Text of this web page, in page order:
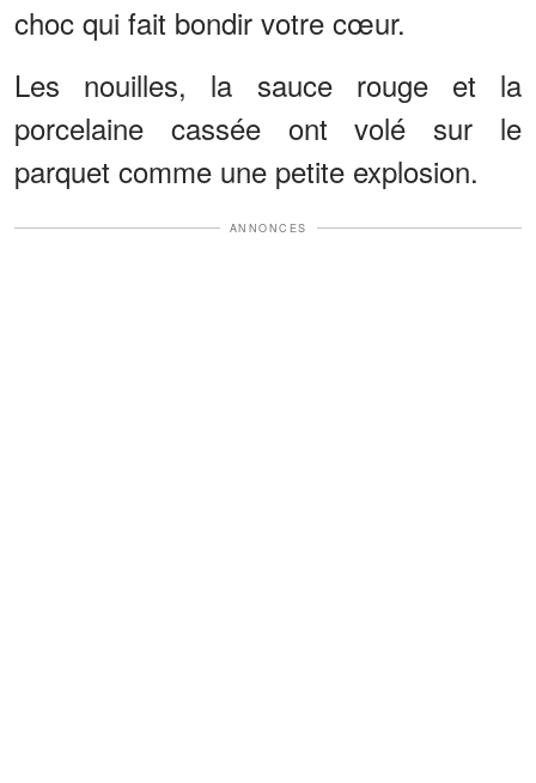
choc qui fait bondir votre cœur.
Les nouilles, la sauce rouge et la
porcelaine cassée ont volé sur le
parquet comme une petite explosion.
ANNONCES